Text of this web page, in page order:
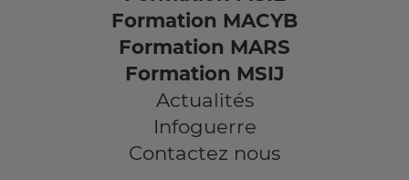
Formation MACYB
Formation MARS
Formation MSIJ
Actualités
Infoguerre
Contactez nous